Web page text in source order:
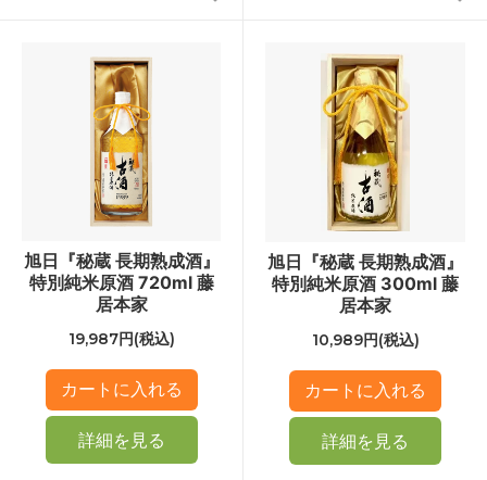
旭日『秘蔵 長期熟成酒』
特別純米原酒 720ml 藤
居本家
19,987円(税込)
詳細を見る
旭日『秘蔵 長期熟成酒』
特別純米原酒 300ml 藤
居本家
10,989円(税込)
詳細を見る